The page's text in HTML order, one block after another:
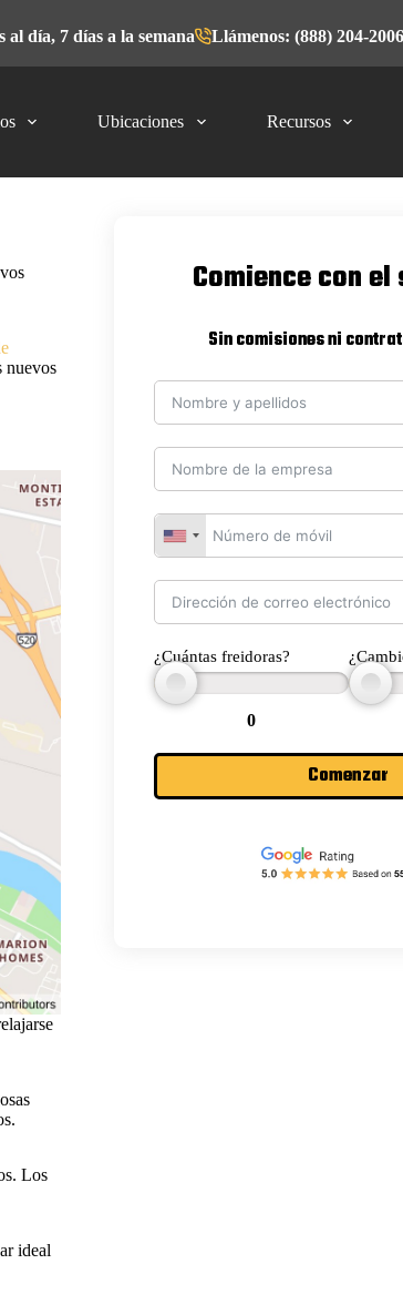
al día, 7 días a la semana Llámenos: (888) 204-2006
Ubicaciones Recursos
nuevos
Los
ideal
Comience con
Sin comisiones ni
¿Cuántas freidoras?
0
Comenzar